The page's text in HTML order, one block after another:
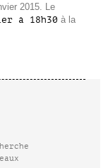
2015. Le
à 18h30 à la